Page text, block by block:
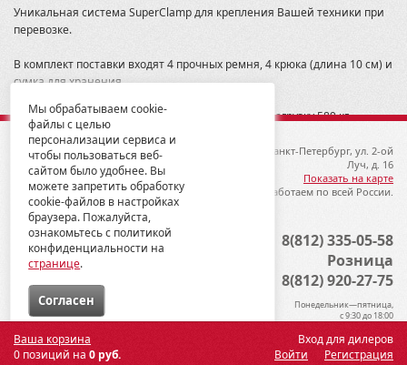
Ваша корзина
Вход для дилеров
0 позиций на 0 руб. Войти Регистрация
Уникальная система SuperClamp для крепления Вашей техники при
перевозке.
В комплект поставки входят 4 прочных ремня, 4 крюка (длина 10 см) и
сумка для хранения.
Каждый ремень имеет номинальную рабочую нагрузку 589 кг.
© 2012-2026 ГК Металлопродукция
192019, Санкт-Петербург, ул. 2-ой
Луч, д. 16
Показать на карте
Мы работаем по всей России.
8(812) 335-05-58
Розница
8(812) 920-27-75
Понедельник—пятница,
с 9:30 до 18:00
Мы обрабатываем cookie-
файлы с целью
персонализации сервиса и
чтобы пользоваться веб-
сайтом было удобнее. Вы
можете запретить обработку
cookie-файлов в настройках
браузера. Пожалуйста,
ознакомьтесь с политикой
конфиденциальности на
странице.
Cогласен